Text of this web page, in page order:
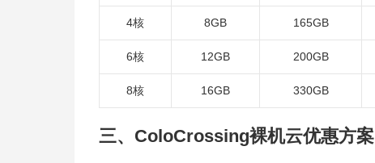
4核 8GB 165GB
6核 12GB 200GB
8核 16GB 330GB
三、ColoCrossing裸机云优惠方案